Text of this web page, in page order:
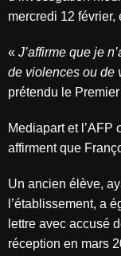
mercredi 12 février,
« J’affirme que je
de violences ou de
prétendu le
Mediapart et l’AFP
affirment que
Un ancien élève,
l’établissement, a
lettre avec accusé
réception en mars